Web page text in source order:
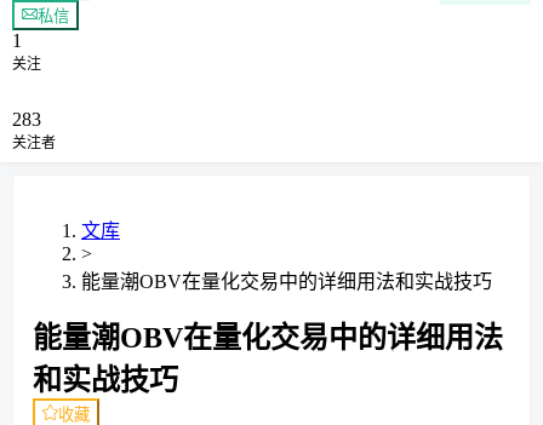
私信
1
关注
283
关注者
文库
>
能量潮OBV在量化交易中的详细用法和实战技巧
能量潮OBV在量化交易中的详细用法
和实战技巧
收藏